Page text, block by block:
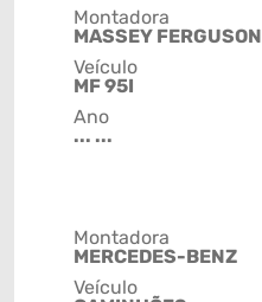
Montadora
MASSEY FERGUSON
Veículo
MF 95I
Ano
... ...
Montadora
MERCEDES-BENZ
Veículo